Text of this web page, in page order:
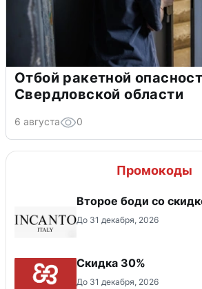
Отбой ракетной
Свердловской области
6 августа 0
Промокоды
Второе боди со
До 31 декабря, 2026
Скидка 30%
До 31 декабря, 2026